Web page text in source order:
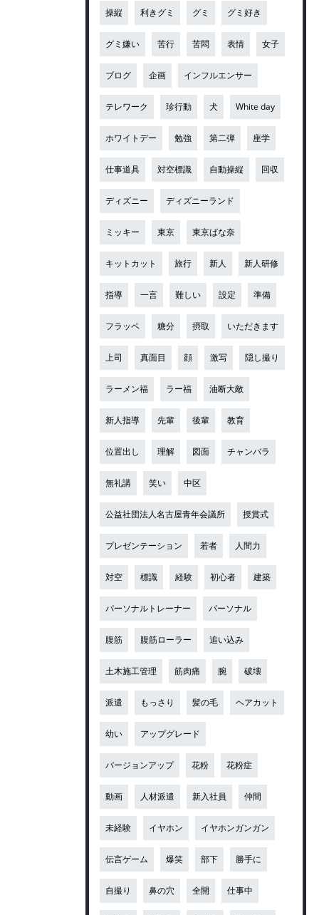
操縦 利きグミ グミ グミ好き
グミ嫌い 苦行 苦悶 表情 女子
ブログ 企画 インフルエンサー
テレワーク 珍行動 犬 White day
ホワイトデー 勉強 第二弾 座学
仕事道具 対空標識 自動操縦 回収
ディズニー ディズニーランド
ミッキー 東京 東京ばな奈
キットカット 旅行 新人 新人研修
指導 一言 難しい 設定 準備
フラッペ 糖分 摂取 いただきます
上司 真面目 顔 激写 隠し撮り
ラーメン福 ラー福 油断大敵
新人指導 先輩 後輩 教育
位置出し 理解 図面 チャンバラ
無礼講 笑い 中区
公益社団法人名古屋青年会議所 授賞式
プレゼンテーション 若者 人間力
対空 標識 経験 初心者 建築
パーソナルトレーナー パーソナル
腹筋 腹筋ローラー 追い込み
土木施工管理 筋肉痛 腕 破壊
派遣 もっさり 髪の毛 ヘアカット
幼い アップグレード
バージョンアップ 花粉 花粉症
動画 人材派遣 新入社員 仲間
未経験 イヤホン イヤホンガンガン
伝言ゲーム 爆笑 部下 勝手に
自撮り 鼻の穴 全開 仕事中